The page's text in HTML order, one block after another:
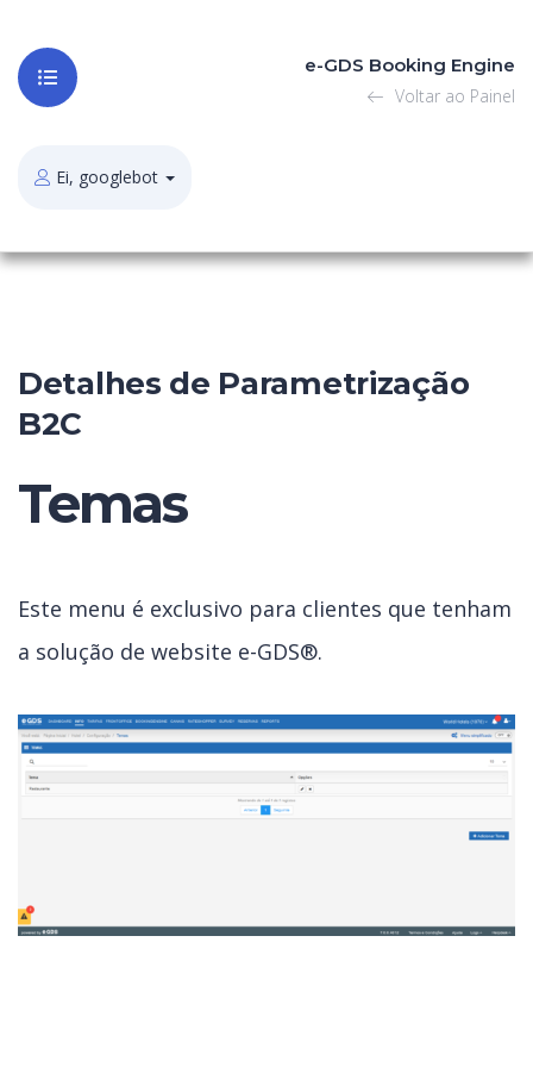
e-GDS Booking Engine
Voltar ao Painel
Ei, googlebot
Detalhes de Parametrização
B2C
Temas
Este menu é exclusivo para clientes que tenham
a solução de website e-GDS®.